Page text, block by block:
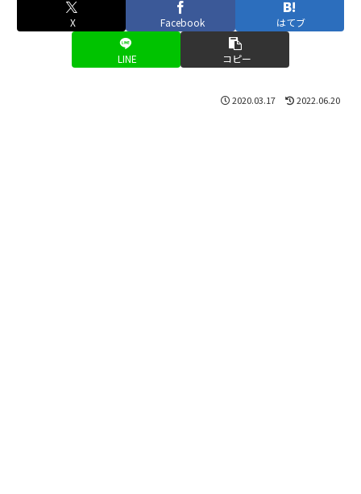
X Facebook はてブ
LINE コピー
2020.03.17 2022.06.20